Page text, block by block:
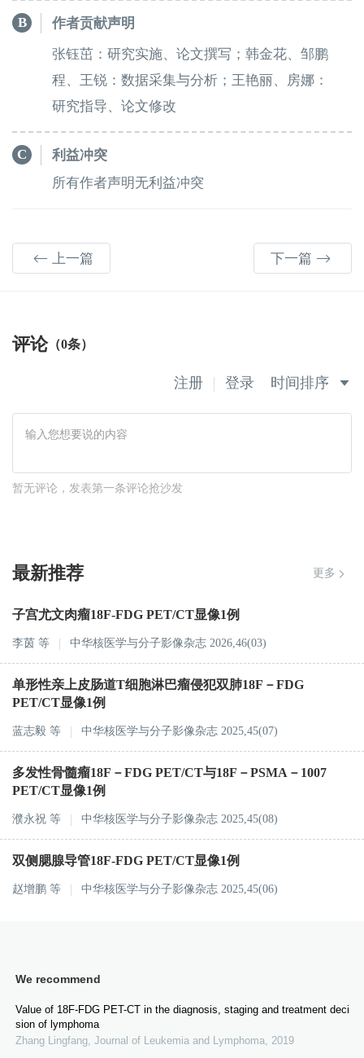
B
作者贡献声明
张钰茁：研究实施、论文撰写；韩金花、邹鹏
程、王锐：数据采集与分析；王艳丽、房娜：
研究指导、论文修改
C
利益冲突
所有作者声明无利益冲突
上一篇 下一篇
评论（0条）
注册 登录 时间排序
暂无评论，发表第一条评论抢沙发
最新推荐 更多
子宫尤文肉瘤18F-FDG PET/CT显像1例
李茵 等 中华核医学与分子影像杂志 2026,46(03)
单形性亲上皮肠道T细胞淋巴瘤侵犯双肺18F－FDG
PET/CT显像1例
蓝志毅 等 中华核医学与分子影像杂志 2025,45(07)
多发性骨髓瘤18F－FDG PET/CT与18F－PSMA－1007
PET/CT显像1例
濮永祝 等 中华核医学与分子影像杂志 2025,45(08)
双侧腮腺导管18F-FDG PET/CT显像1例
赵增鹏 等 中华核医学与分子影像杂志 2025,45(06)
We recommend
Value of 18F-FDG PET-CT in the diagnosis, staging and treatment deci
sion of lymphoma
Zhang Lingfang, Journal of Leukemia and Lymphoma, 2019